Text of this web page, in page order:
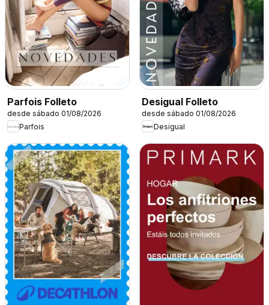
Parfois Folleto
desde sábado 01/08/2026
Parfois
Desigual Folleto
desde sábado 01/08/2026
Desigual